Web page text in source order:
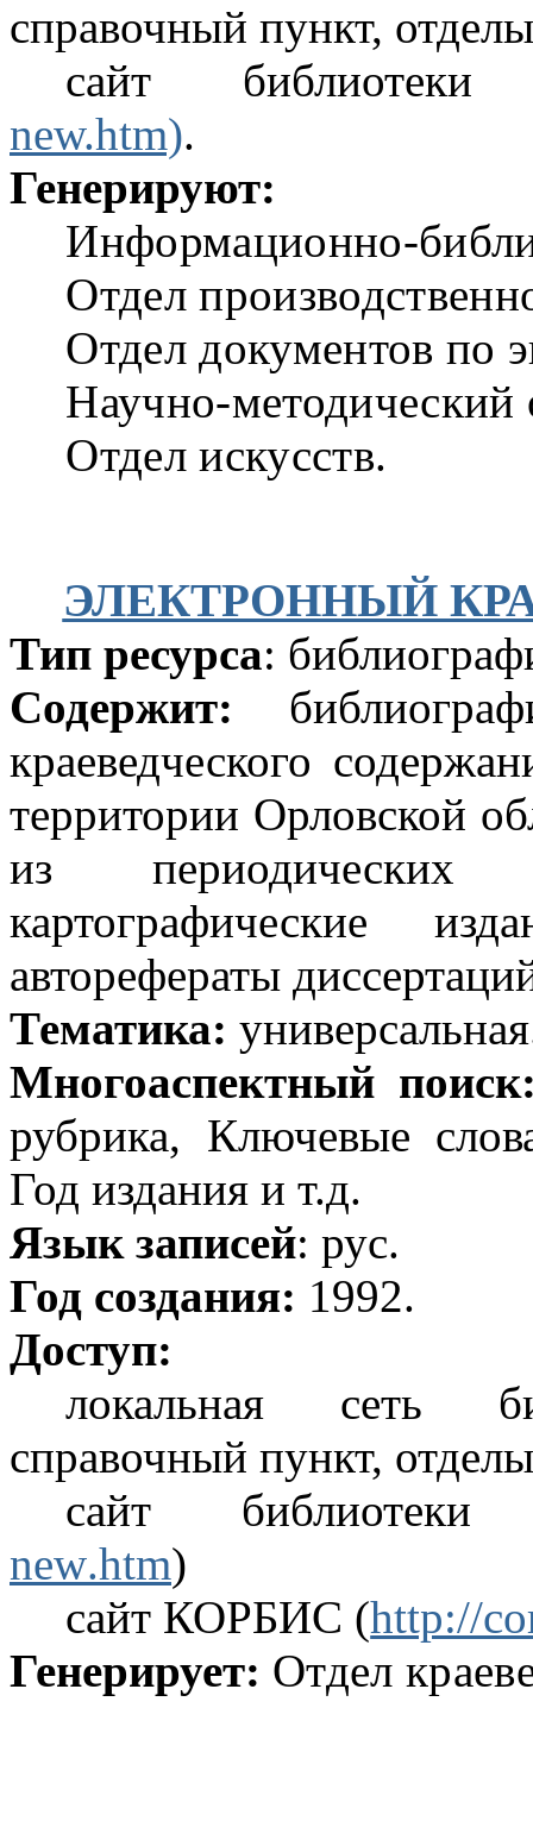
справочный пункт,
сайт
new.htm).
Генерируют:
Информационно-
Отдел
Отдел документов по
Научно-методический
Отдел искусств.
ЭЛЕКТРОННЫЙ
Тип ресурса:
Содержит:
краеведческого
территории Орловской
из
картографические
авторефераты
Тематика:
Многоаспектный
рубрика, Ключевые
Год издания и т.д.
Язык записей: рус.
Год создания: 1992.
Доступ:
локальная сеть
справочный пункт,
сайт
new.htm)
сайт КОРБИС (http://
Генерирует: Отдел